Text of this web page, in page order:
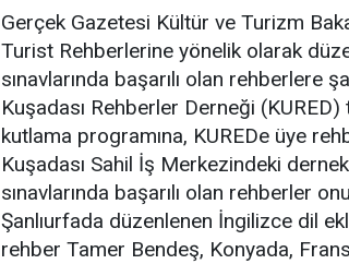
Gerçek Gazetesi Kültür ve Turizm
Turist Rehberlerine yönelik olarak
sınavlarında başarılı olan rehberlere
Kuşadası Rehberler Derneği
kutlama programına, KUREDe üye
Kuşadası Sahil İş Merkezindeki
sınavlarında başarılı olan rehberler
Şanlıurfada düzenlenen İngilizce dil
rehber Tamer Bendeş, Konyada,